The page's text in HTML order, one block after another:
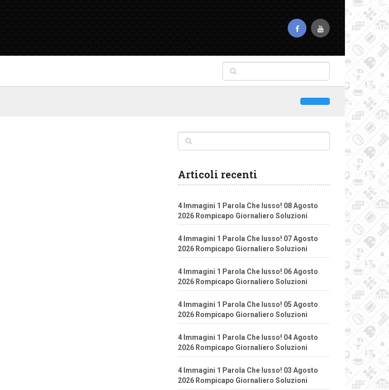
Articoli recenti
4 Immagini 1 Parola Che lusso! 08 Agosto
2026 Rompicapo Giornaliero Soluzioni
4 Immagini 1 Parola Che lusso! 07 Agosto
2026 Rompicapo Giornaliero Soluzioni
4 Immagini 1 Parola Che lusso! 06 Agosto
2026 Rompicapo Giornaliero Soluzioni
4 Immagini 1 Parola Che lusso! 05 Agosto
2026 Rompicapo Giornaliero Soluzioni
4 Immagini 1 Parola Che lusso! 04 Agosto
2026 Rompicapo Giornaliero Soluzioni
4 Immagini 1 Parola Che lusso! 03 Agosto
2026 Rompicapo Giornaliero Soluzioni